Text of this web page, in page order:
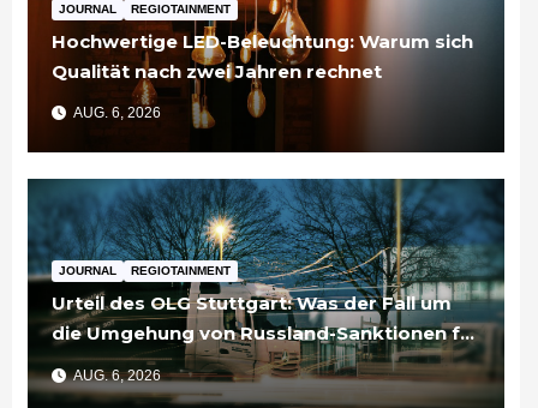
JOURNAL REGIOTAINMENT
Hochwertige LED-Beleuchtung: Warum sich
Qualität nach zwei Jahren rechnet
AUG. 6, 2026
JOURNAL REGIOTAINMENT
Urteil des OLG Stuttgart: Was der Fall um
die Umgehung von Russland-Sanktionen für
Unternehmen bedeutet
AUG. 6, 2026